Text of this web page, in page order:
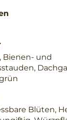
Bienen- und
Blüten,